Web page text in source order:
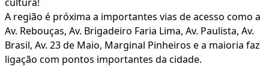
A região é próxima a importantes vias de acesso como a
Av. Rebouças, Av. Brigadeiro Faria Lima, Av. Paulista, Av.
Brasil, Av. 23 de Maio, Marginal Pinheiros e a maioria faz
ligação com pontos importantes da cidade.